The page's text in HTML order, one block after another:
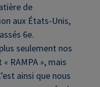
de
aux États-Unis,
6e.
seulement nos
RAMPA », mais
ainsi que nous